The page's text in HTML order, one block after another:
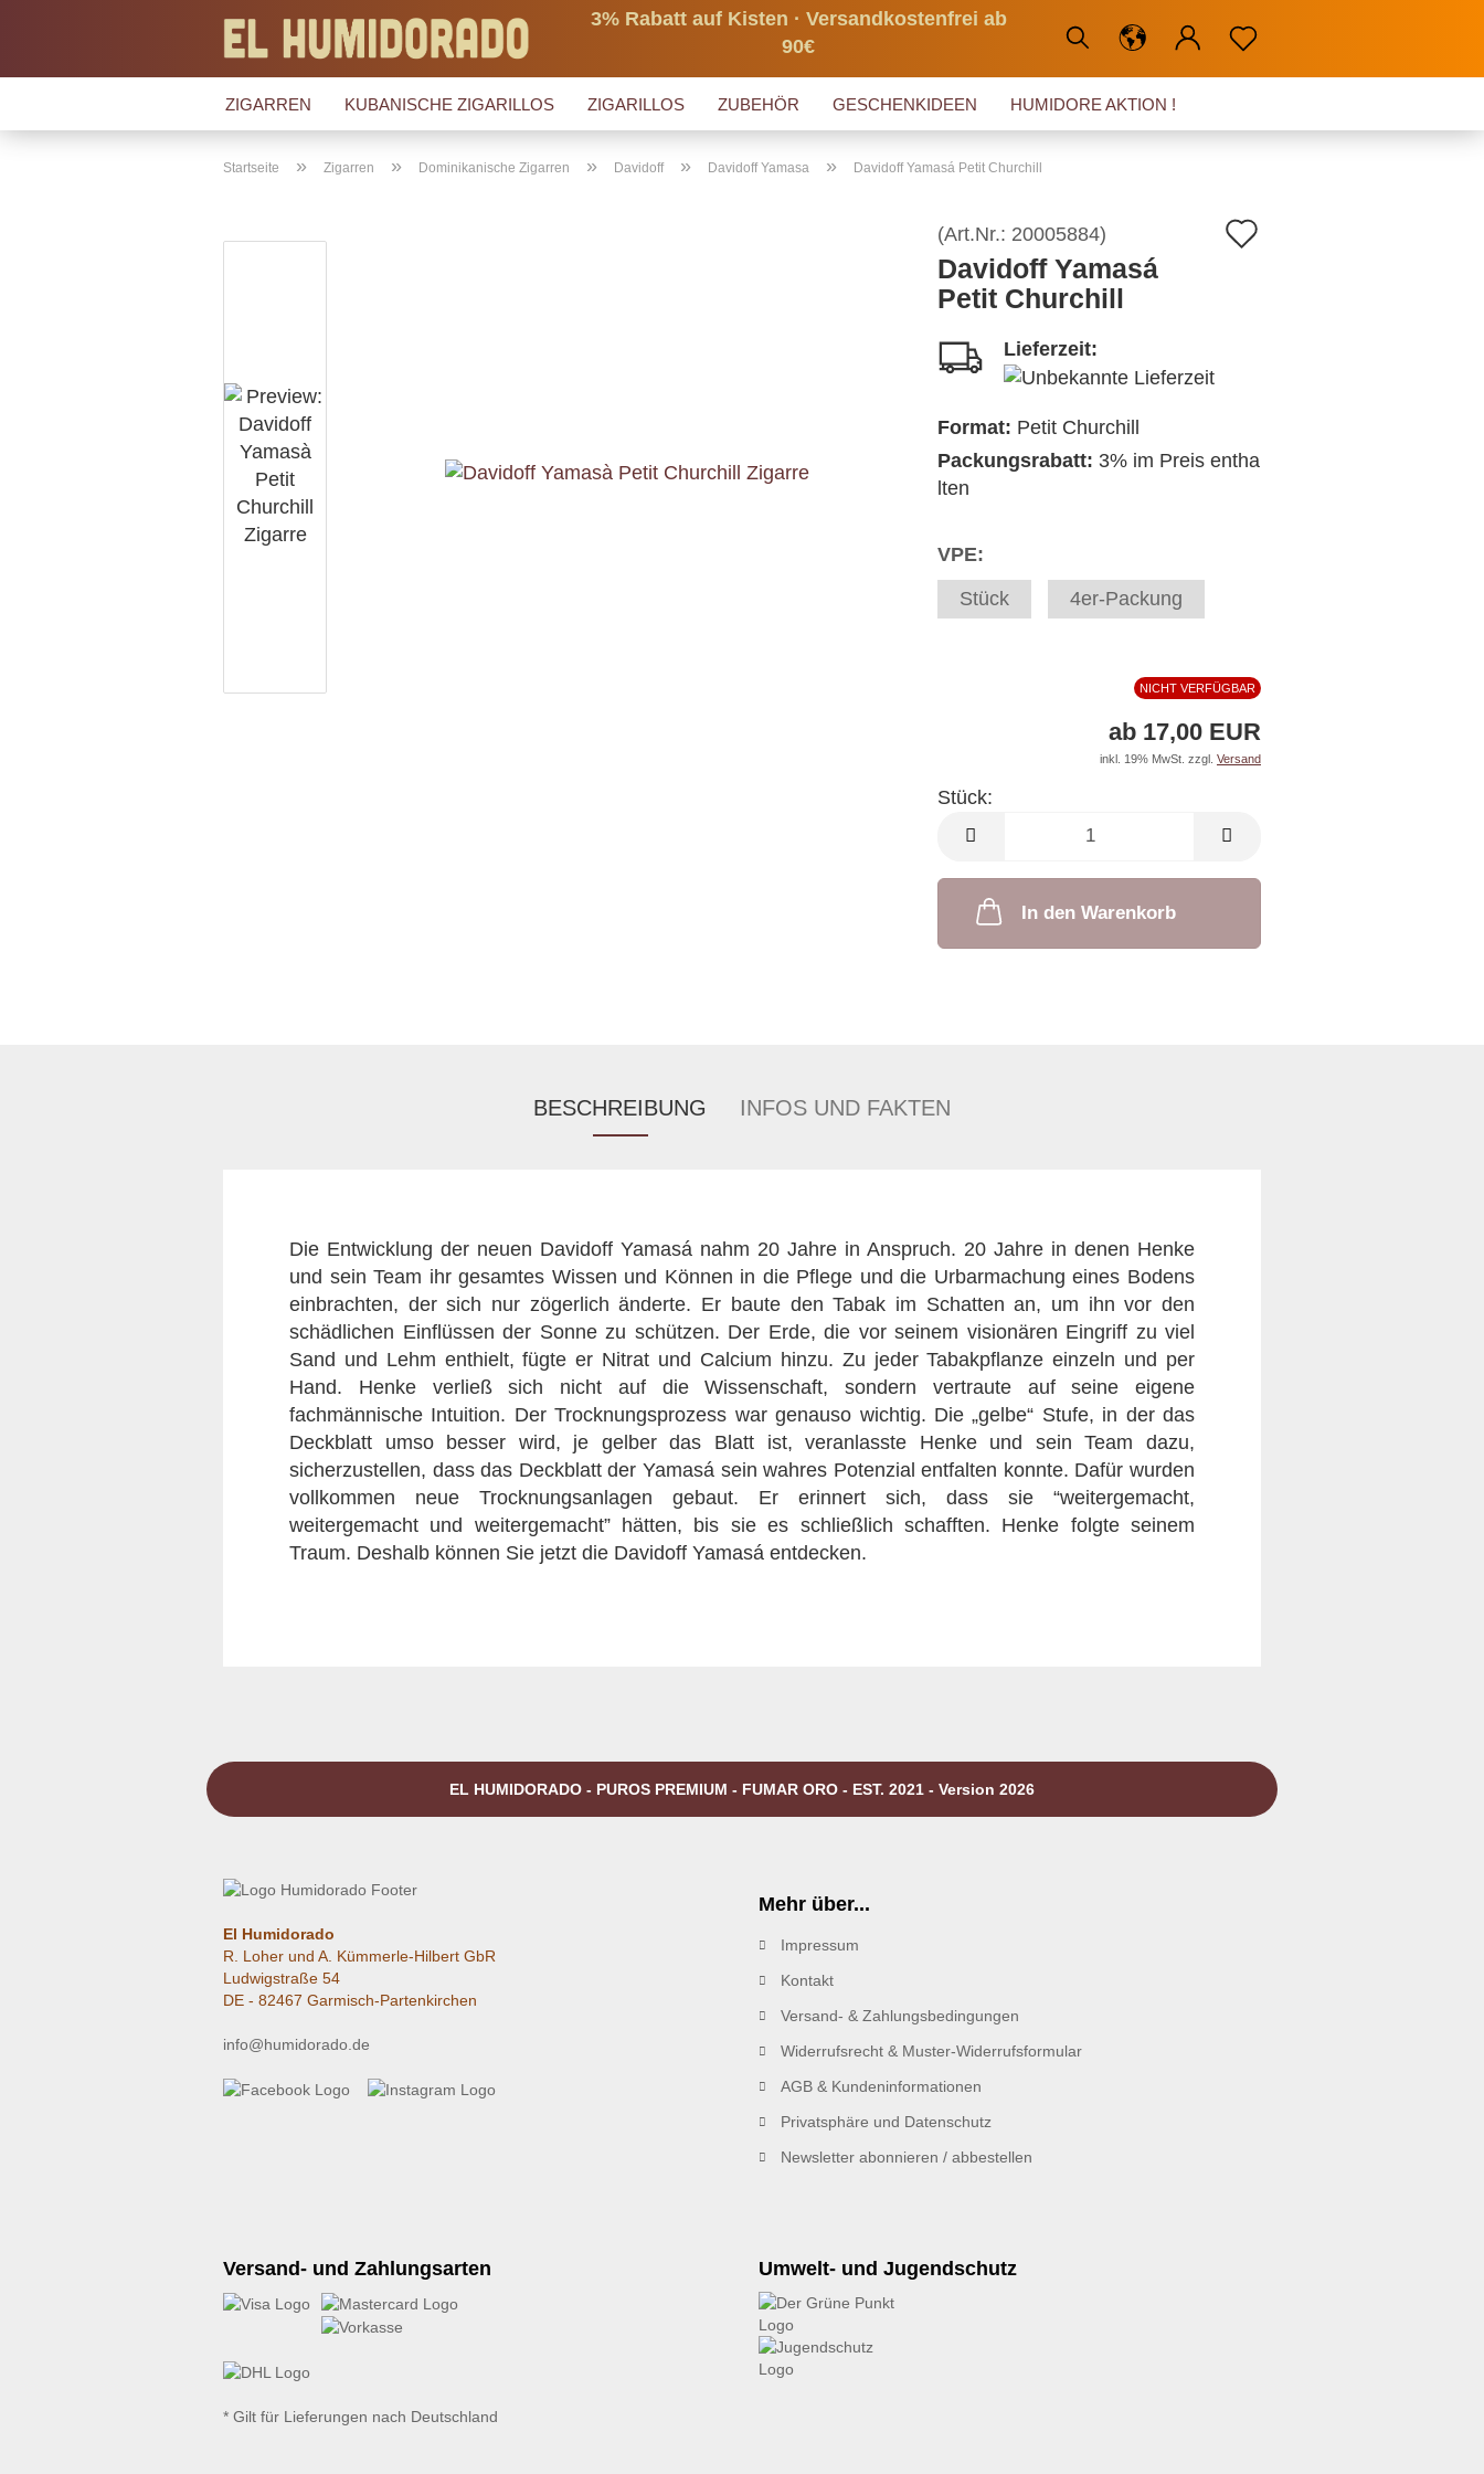
3% Rabatt auf Kisten · Versandkostenfrei ab
90€
ZIGARREN KUBANISCHE ZIGARILLOS ZIGARILLOS ZUBEHÖR GESCHENKIDEEN HUMIDORE AKTION !
Startseite » Zigarren » Dominikanische Zigarren » Davidoff » Davidoff Yamasa » Davidoff Yamasá Petit Churchill
(Art.Nr.: 20005884)
Davidoff Yamasá
Petit Churchill
Lieferzeit:
Format: Petit Churchill
Packungsrabatt: 3% im Preis entha
lten
VPE:
Stück
4er-Packung
NICHT VERFÜGBAR
ab 17,00 EUR
inkl. 19% MwSt. zzgl. Versand
Stück:
Stück
In den Warenkorb
BESCHREIBUNG INFOS UND FAKTEN
Die Entwicklung der neuen Davidoff Yamasá nahm 20 Jahre in Anspruch. 20 Jahre in denen Henke
und sein Team ihr gesamtes Wissen und Können in die Pflege und die Urbarmachung eines Bodens
einbrachten, der sich nur zögerlich änderte. Er baute den Tabak im Schatten an, um ihn vor den
schädlichen Einflüssen der Sonne zu schützen. Der Erde, die vor seinem visionären Eingriff zu viel
Sand und Lehm enthielt, fügte er Nitrat und Calcium hinzu. Zu jeder Tabakpflanze einzeln und per
Hand. Henke verließ sich nicht auf die Wissenschaft, sondern vertraute auf seine eigene
fachmännische Intuition. Der Trocknungsprozess war genauso wichtig. Die „gelbe“ Stufe, in der das
Deckblatt umso besser wird, je gelber das Blatt ist, veranlasste Henke und sein Team dazu,
sicherzustellen, dass das Deckblatt der Yamasá sein wahres Potenzial entfalten konnte. Dafür wurden
vollkommen neue Trocknungsanlagen gebaut. Er erinnert sich, dass sie “weitergemacht,
weitergemacht und weitergemacht” hätten, bis sie es schließlich schafften. Henke folgte seinem
Traum. Deshalb können Sie jetzt die Davidoff Yamasá entdecken.
EL HUMIDORADO - PUROS PREMIUM - FUMAR ORO - EST. 2021 - Version 2026
El Humidorado
R. Loher und A. Kümmerle-Hilbert GbR
Ludwigstraße 54
DE - 82467 Garmisch-Partenkirchen
info@humidorado.de
Mehr über...
Impressum
Kontakt
Versand- & Zahlungsbedingungen
Widerrufsrecht & Muster-Widerrufsformular
AGB & Kundeninformationen
Privatsphäre und Datenschutz
Newsletter abonnieren / abbestellen
Versand- und Zahlungsarten
* Gilt für Lieferungen nach Deutschland
Umwelt- und Jugendschutz